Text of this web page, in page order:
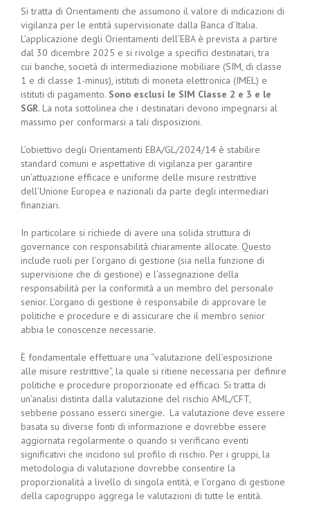
Si tratta di Orientamenti che assumono il valore di indicazioni di
vigilanza per le entità supervisionate dalla Banca d’Italia.
L’applicazione degli Orientamenti dell’EBA è prevista a partire
dal 30 dicembre 2025 e si rivolge a specifici destinatari, tra
cui banche, società di intermediazione mobiliare (SIM, di classe
1 e di classe 1-minus), istituti di moneta elettronica (IMEL) e
istituti di pagamento. Sono esclusi le SIM Classe 2 e 3 e le
SGR. La nota sottolinea che i destinatari devono impegnarsi al
massimo per conformarsi a tali disposizioni.
L’obiettivo degli Orientamenti EBA/GL/2024/14 è stabilire
standard comuni e aspettative di vigilanza per garantire
un’attuazione efficace e uniforme delle misure restrittive
dell’Unione Europea e nazionali da parte degli intermediari
finanziari.
In particolare si richiede di avere una solida struttura di
governance con responsabilità chiaramente allocate. Questo
include ruoli per l’organo di gestione (sia nella funzione di
supervisione che di gestione) e l’assegnazione della
responsabilità per la conformità a un membro del personale
senior. L’organo di gestione è responsabile di approvare le
politiche e procedure e di assicurare che il membro senior
abbia le conoscenze necessarie.
È fondamentale effettuare una “valutazione dell’esposizione
alle misure restrittive”, la quale si ritiene necessaria per definire
politiche e procedure proporzionate ed efficaci. Si tratta di
un’analisi distinta dalla valutazione del rischio AML/CFT,
sebbene possano esserci sinergie. La valutazione deve essere
basata su diverse fonti di informazione e dovrebbe essere
aggiornata regolarmente o quando si verificano eventi
significativi che incidono sul profilo di rischio. Per i gruppi, la
metodologia di valutazione dovrebbe consentire la
proporzionalità a livello di singola entità, e l’organo di gestione
della capogruppo aggrega le valutazioni di tutte le entità.